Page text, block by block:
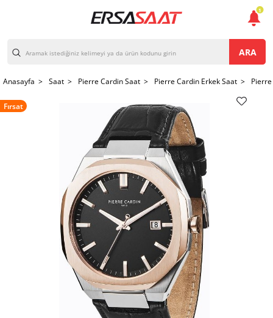
ARA
Anasayfa > Saat > Pierre Cardin Saat > Pierre Cardin Erkek Saat >
Fırsat
1